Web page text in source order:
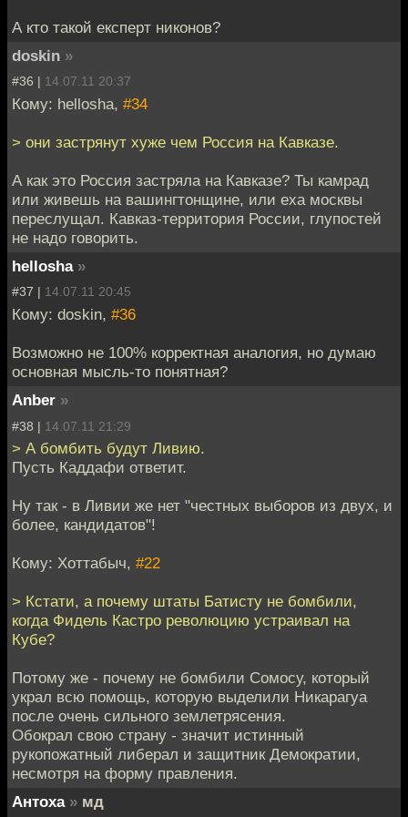
А кто такой експерт никонов?
doskin »
#36 | 14.07.11 20:37
Кому: hellosha, #34
> они застрянут хуже чем Россия на Кавказе.
А как это Россия застряла на Кавказе? Ты камрад
или живешь на вашингтонщине, или еха москвы
переслущал. Кавказ-территория России, глупостей
не надо говорить.
hellosha »
#37 | 14.07.11 20:45
Кому: doskin, #36
Возможно не 100% корректная аналогия, но думаю
основная мысль-то понятная?
Anber »
#38 | 14.07.11 21:29
> А бомбить будут Ливию.
Пусть Каддафи ответит.
Ну так - в Ливии же нет "честных выборов из двух, и
более, кандидатов"!
Кому: Хоттабыч, #22
> Кстати, а почему штаты Батисту не бомбили,
когда Фидель Кастро революцию устраивал на
Кубе?
Потому же - почему не бомбили Сомосу, который
украл всю помощь, которую выделили Никарагуа
после очень сильного землетрясения.
Обокрал свою страну - значит истинный
рукопожатный либерал и защитник Демократии,
несмотря на форму правления.
Антоха » мд